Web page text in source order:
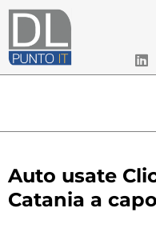
Auto usate
Catania a